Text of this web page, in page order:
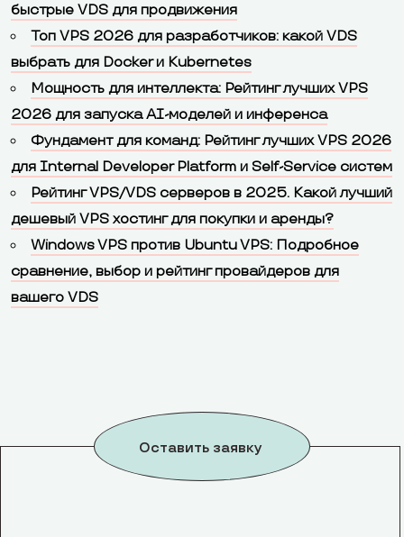
быстрые VDS для продвижения
Топ VPS 2026 для разработчиков: какой VDS
выбрать для Docker и Kubernetes
Мощность для интеллекта: Рейтинг лучших VPS
2026 для запуска AI-моделей и инференса
Фундамент для команд: Рейтинг лучших VPS 2026
для Internal Developer Platform и Self-Service систем
Рейтинг VPS/VDS серверов в 2025. Какой лучший
дешевый VPS хостинг для покупки и аренды?
Windows VPS против Ubuntu VPS: Подробное
сравнение, выбор и рейтинг провайдеров для
вашего VDS
Оставить заявку